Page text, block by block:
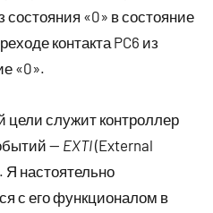
состояния «0» в состояние
контакта PC6 из
«0».
цели служит контроллер
— EXTI(External
настоятельно
с его функционалом в